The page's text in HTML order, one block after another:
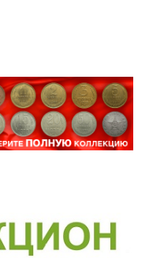
достигнуть в нем